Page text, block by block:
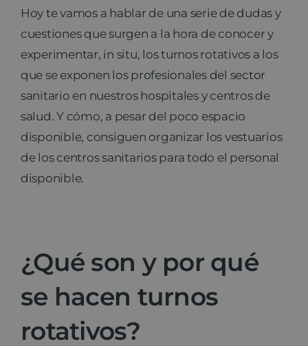
Contacto
Hoy te vamos a hablar de una serie de dudas y
cuestiones que surgen a la hora de conocer y
experimentar, in situ, los turnos rotativos a los
que se exponen los profesionales del sector
sanitario en nuestros hospitales y centros de
salud. Y cómo, a pesar del poco espacio
disponible, consiguen organizar los vestuarios
de los centros sanitarios para todo el personal
disponible.
¿Qué son y por qué
se hacen turnos
rotativos?